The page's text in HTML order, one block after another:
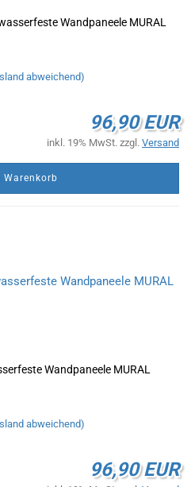
Wandpaneele MURAL
abweichend)
96,90 EUR
inkl. 19% MwSt. zzgl. Versand
Warenkorb
Wandpaneele MURAL
abweichend)
96,90 EUR